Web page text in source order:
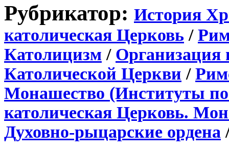
Рубрикатор: История
католическая Церковь /
Католицизм / Организация
Католической Церкви /
Монашество (Институты
католическая Церковь.
Духовно-рыцарские ордена